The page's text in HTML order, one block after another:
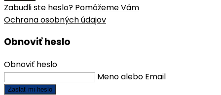
Zabudli ste heslo? Pomôžeme Vám
Ochrana osobných údajov
Obnoviť heslo
Obnoviť heslo
Meno alebo Email
Zaslať mi heslo